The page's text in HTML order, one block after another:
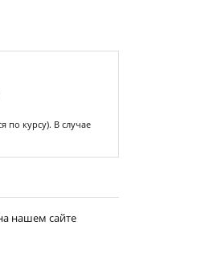
по курсу). В случае
нашем сайте